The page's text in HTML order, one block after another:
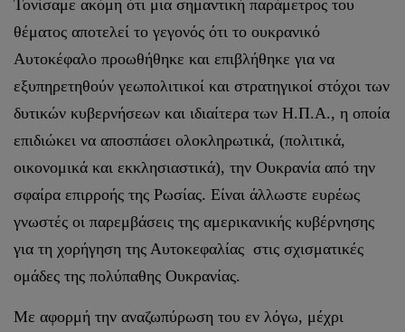
Τονίσαμε ακόμη ότι μια σημαντική παράμετρος του
θέματος αποτελεί το γεγονός ότι το ουκρανικό
Αυτοκέφαλο προωθήθηκε και επιβλήθηκε για να
εξυπηρετηθούν γεωπολιτικοί και στρατηγικοί στόχοι των
δυτικών κυβερνήσεων και ιδιαίτερα των Η.Π.Α., η οποία
επιδιώκει να αποσπάσει ολοκληρωτικά, (πολιτικά,
οικονομικά και εκκλησιαστικά), την Ουκρανία από την
σφαίρα επιρροής της Ρωσίας. Είναι άλλωστε ευρέως
γνωστές οι παρεμβάσεις της αμερικανικής κυβέρνησης
για τη χορήγηση της Αυτοκεφαλίας στις σχισματικές
ομάδες της πολύπαθης Ουκρανίας.
Με αφορμή την αναζωπύρωση του εν λόγω, μέχρι